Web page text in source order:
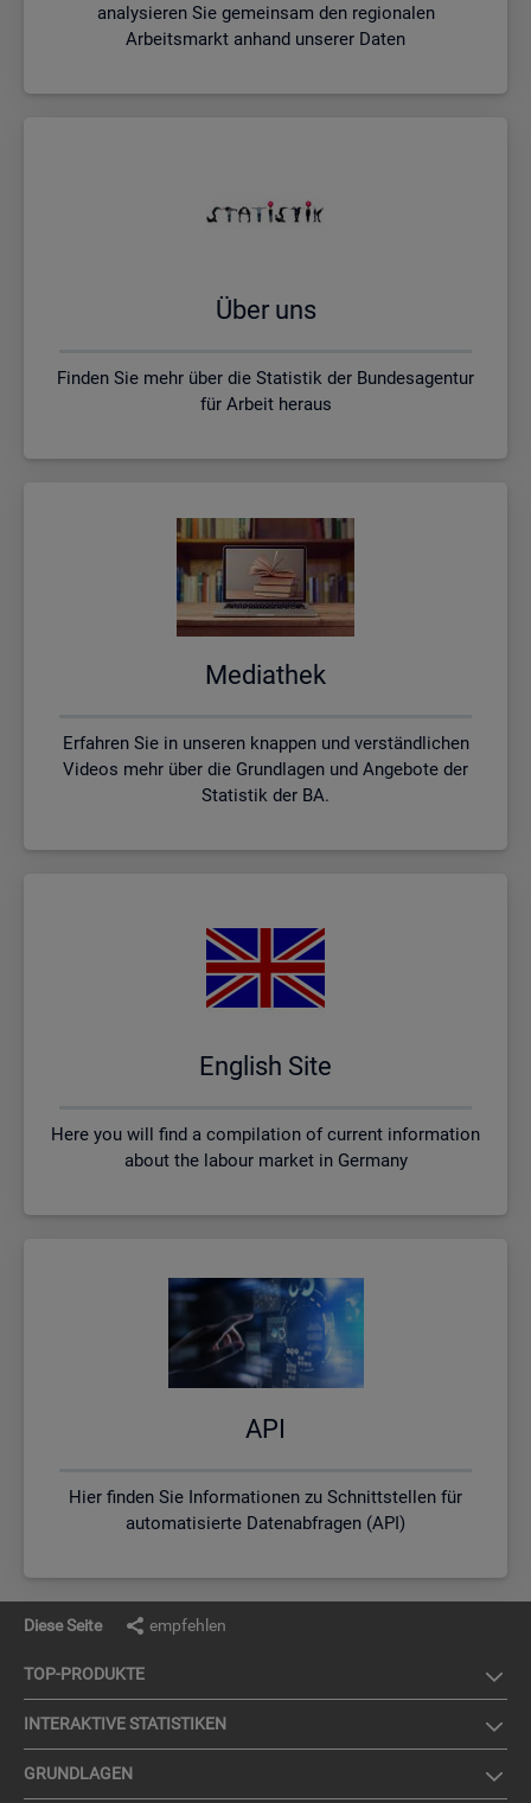
analysieren Sie gemeinsam den regionalen
Arbeitsmarkt anhand unserer Daten
Über uns
Finden Sie mehr über die Statistik der Bundesagentur
für Arbeit heraus
Me­dia­thek
Erfahren Sie in unseren knappen und verständlichen
Videos mehr über die Grundlagen und Angebote der
Statistik der BA.
English Site
Here you will find a compilation of current information
about the labour market in Germany
API
Hier finden Sie Informationen zu Schnittstellen für
automatisierte Datenabfragen (API)
Diese Seite empfehlen
TOP-PRO­DUK­TE
IN­TER­AK­TI­VE STA­TIS­TI­KEN
GRUND­LA­GEN